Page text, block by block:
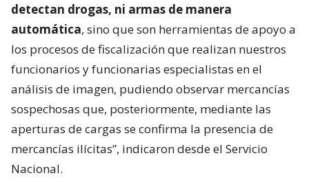
detectan drogas, ni armas de manera
automática, sino que son herramientas de apoyo a
los procesos de fiscalización que realizan nuestros
funcionarios y funcionarias especialistas en el
análisis de imagen, pudiendo observar mercancías
sospechosas que, posteriormente, mediante las
aperturas de cargas se confirma la presencia de
mercancías ilícitas”, indicaron desde el Servicio
Nacional.